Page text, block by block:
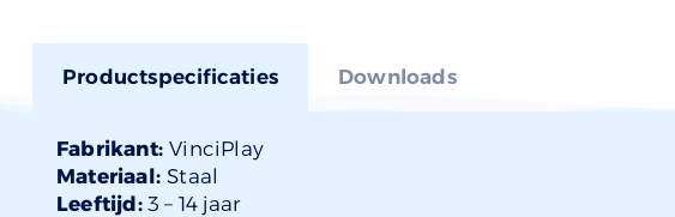
Productspecificaties Downloads
Fabrikant:VinciPlay
Materiaal:Staal
Leeftijd:3 – 14 jaar